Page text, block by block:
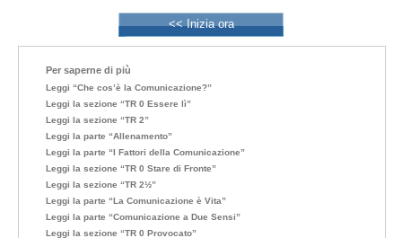
<< Inizia ora
Per saperne di più
Leggi “Che cos’è la Comunicazione?”
Leggi la sezione “TR 0 Essere lì”
Leggi la sezione “TR 2”
Leggi la parte “Allenamento”
Leggi la parte “I Fattori della Comunicazione”
Leggi la sezione “TR 0 Stare di Fronte”
Leggi la sezione “TR 2½”
Leggi la parte “La Comunicazione è Vita”
Leggi la parte “Comunicazione a Due Sensi”
Leggi la sezione “TR 0 Provocato”